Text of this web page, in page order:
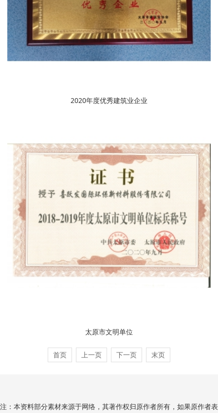
2020年度优秀建筑业企业
太原市文明单位
首页 上一页 下一页 末页
注：本资料部分素材来源于网络，其著作权归原作者所有，如果原作者表